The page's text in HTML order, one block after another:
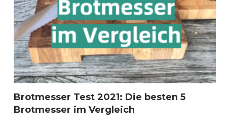
Brotmesser Test 2021: Die besten 5
Brotmesser im Vergleich